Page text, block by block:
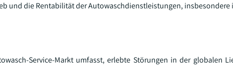
und die Rentabilität der Autowaschdienstleistungen, insbesondere
Service-Markt umfasst, erlebte Störungen in der globalen